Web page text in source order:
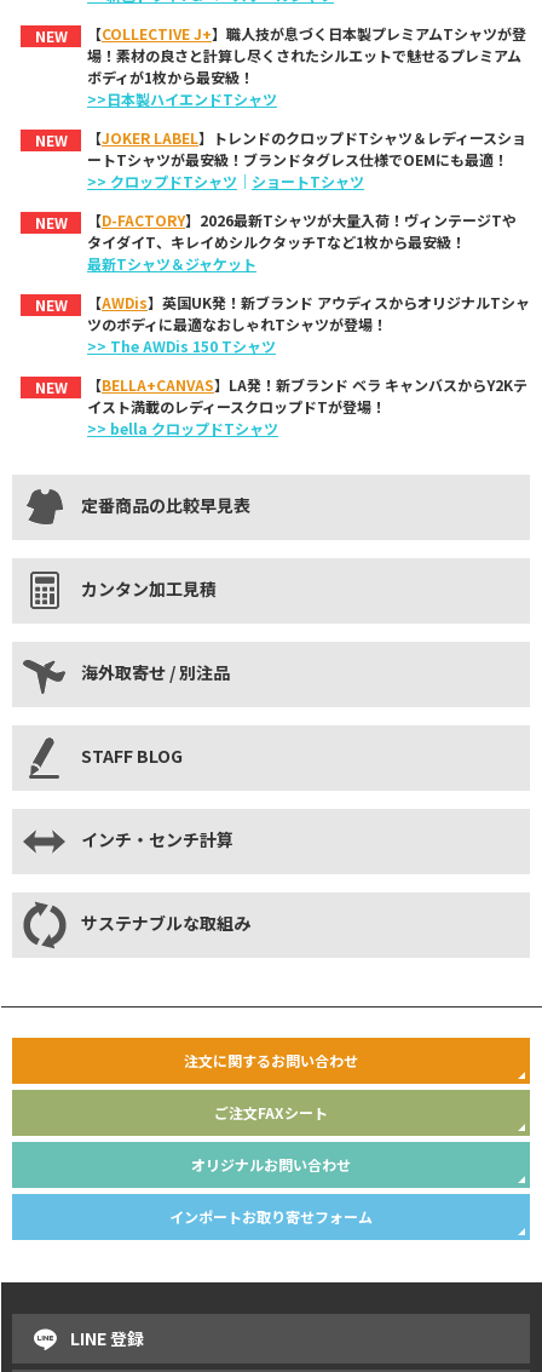
NEW
【COLLECTIVE J+】職人技が息づく日本製プレミアムTシャツが登
場！素材の良さと計算し尽くされたシルエットで魅せるプレミアム
ボディが1枚から最安級！
>>日本製ハイエンドTシャツ
NEW
【JOKER LABEL】トレンドのクロップドTシャツ＆レディースショ
ートTシャツが最安級！ブランドタグレス仕様でOEMにも最適！
>> クロップドTシャツ ｜ ショートTシャツ
NEW
【D-FACTORY】2026最新Tシャツが大量入荷！ヴィンテージTや
タイダイT、キレイめシルクタッチTなど1枚から最安級！
最新Tシャツ＆ジャケット
NEW
【AWDis】英国UK発！新ブランド アウディスからオリジナルTシャ
ツのボディに最適なおしゃれTシャツが登場！
>> The AWDis 150 Tシャツ
NEW
【BELLA+CANVAS】LA発！新ブランド ベラ キャンバスからY2Kテ
イスト満載のレディースクロップドTが登場！
>> bella クロップドTシャツ
定番商品の比較早見表
カンタン加工見積
海外取寄せ / 別注品
STAFF BLOG
インチ・センチ計算
サステナブルな取組み
注文に関するお問い合わせ
ご注文FAXシート
オリジナルお問い合わせ
インポートお取り寄せフォーム
LINE 登録